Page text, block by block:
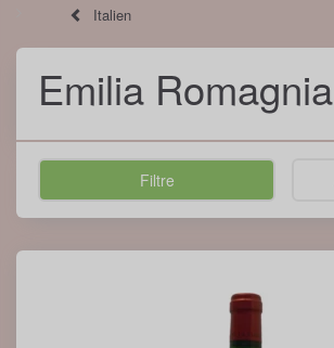
Italien
Emilia Romagnia
Filtre